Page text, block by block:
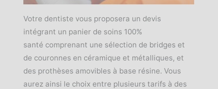
Votre dentiste vous proposera un devis
intégrant un panier de soins 100%
santé comprenant une sélection de bridges et
de couronnes en céramique et métalliques, et
des prothèses amovibles à base résine. Vous
aurez ainsi le choix entre plusieurs tarifs à des